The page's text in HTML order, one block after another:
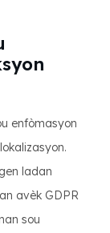
enfòmasyon
ladan
avèk GDPR
sou